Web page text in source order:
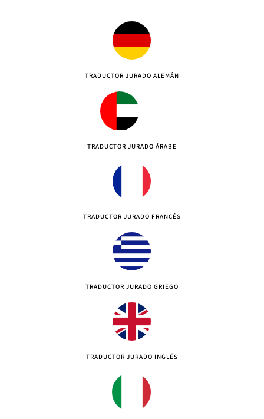
TRADUCTOR JURADO ALEMÁN
TRADUCTOR JURADO ÁRABE
TRADUCTOR JURADO FRANCÉS
TRADUCTOR JURADO GRIEGO
TRADUCTOR JURADO INGLÉS